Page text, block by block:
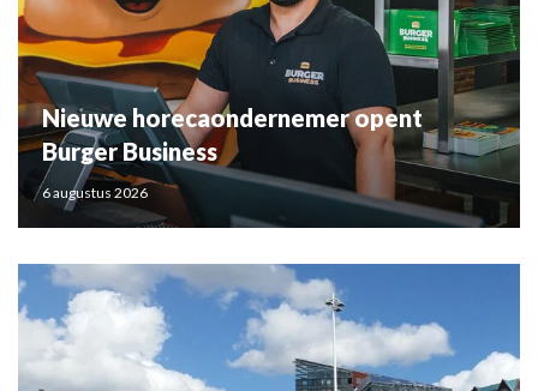
Nieuwe horecaondernemer opent
Burger Business
6 augustus 2026